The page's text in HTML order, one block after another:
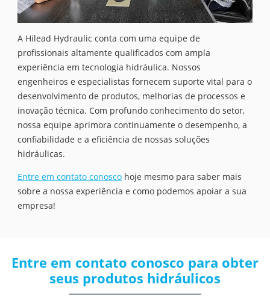
A Hilead Hydraulic conta com uma equipe de
profissionais altamente qualificados com ampla
experiência em tecnologia hidráulica. Nossos
engenheiros e especialistas fornecem suporte vital para o
desenvolvimento de produtos, melhorias de processos e
inovação técnica. Com profundo conhecimento do setor,
nossa equipe aprimora continuamente o desempenho, a
confiabilidade e a eficiência de nossas soluções
hidráulicas.
Entre em contato conosco hoje mesmo para saber mais
sobre a nossa experiência e como podemos apoiar a sua
empresa!
Entre em contato conosco para obter
seus produtos hidráulicos